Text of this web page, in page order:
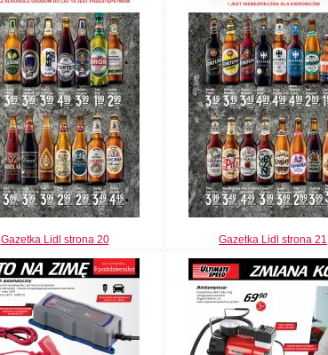
Gazetka Lidl strona 20 Gazetka Lidl strona 21